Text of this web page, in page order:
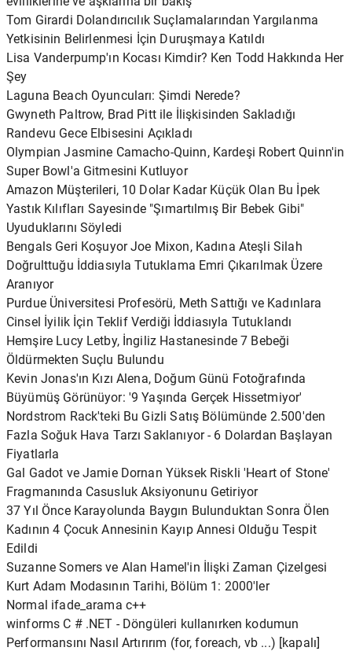
Tom Girardi Dolandırıcılık Suçlamalarından Yargılanma
Yetkisinin Belirlenmesi İçin Duruşmaya Katıldı
Lisa Vanderpump'ın Kocası Kimdir? Ken Todd Hakkında Her
Şey
Laguna Beach Oyuncuları: Şimdi Nerede?
Gwyneth Paltrow, Brad Pitt ile İlişkisinden Sakladığı
Randevu Gece Elbisesini Açıkladı
Olympian Jasmine Camacho-Quinn, Kardeşi Robert Quinn'in
Super Bowl'a Gitmesini Kutluyor
Amazon Müşterileri, 10 Dolar Kadar Küçük Olan Bu İpek
Yastık Kılıfları Sayesinde "Şımartılmış Bir Bebek Gibi"
Uyuduklarını Söyledi
Bengals Geri Koşuyor Joe Mixon, Kadına Ateşli Silah
Doğrulttuğu İddiasıyla Tutuklama Emri Çıkarılmak Üzere
Aranıyor
Purdue Üniversitesi Profesörü, Meth Sattığı ve Kadınlara
Cinsel İyilik İçin Teklif Verdiği İddiasıyla Tutuklandı
Hemşire Lucy Letby, İngiliz Hastanesinde 7 Bebeği
Öldürmekten Suçlu Bulundu
Kevin Jonas'ın Kızı Alena, Doğum Günü Fotoğrafında
Büyümüş Görünüyor: '9 Yaşında Gerçek Hissetmiyor'
Nordstrom Rack'teki Bu Gizli Satış Bölümünde 2.500'den
Fazla Soğuk Hava Tarzı Saklanıyor - 6 Dolardan Başlayan
Fiyatlarla
Gal Gadot ve Jamie Dornan Yüksek Riskli 'Heart of Stone'
Fragmanında Casusluk Aksiyonunu Getiriyor
37 Yıl Önce Karayolunda Baygın Bulunduktan Sonra Ölen
Kadının 4 Çocuk Annesinin Kayıp Annesi Olduğu Tespit
Edildi
Suzanne Somers ve Alan Hamel'in İlişki Zaman Çizelgesi
Kurt Adam Modasının Tarihi, Bölüm 1: 2000'ler
Normal ifade_arama c++
winforms C # .NET - Döngüleri kullanırken kodumun
Performansını Nasıl Artırırım (for, foreach, vb ...) [kapalı]